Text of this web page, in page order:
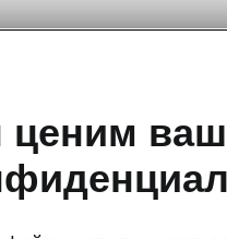
а
с